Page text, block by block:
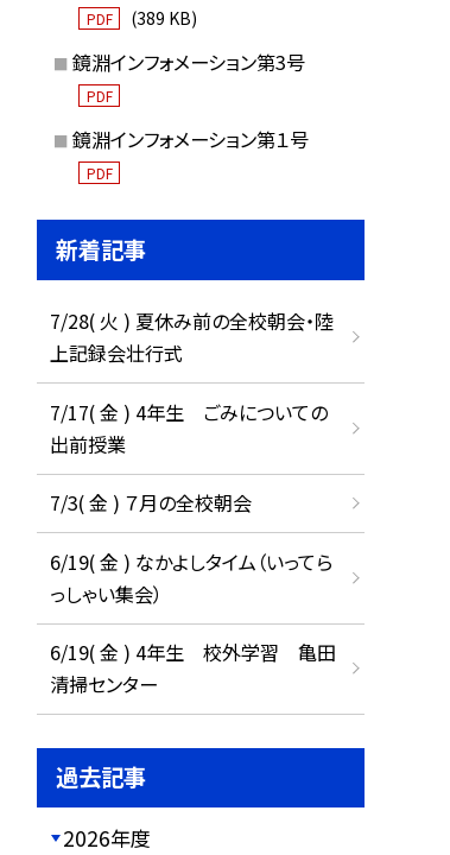
PDF (389 KB)
鏡淵インフォメーション第3号
PDF
鏡淵インフォメーション第１号
PDF
新着記事
7/28( 火 ) 夏休み前の全校朝会・陸
上記録会壮行式
7/17( 金 ) 4年生 ごみについての
出前授業
7/3( 金 ) ７月の全校朝会
6/19( 金 ) なかよしタイム（いってら
っしゃい集会）
6/19( 金 ) 4年生 校外学習 亀田
清掃センター
過去記事
2026年度